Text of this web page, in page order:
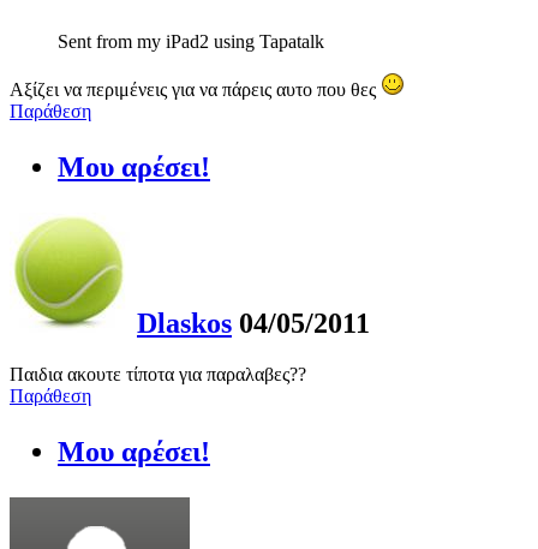
Sent from my iPad2 using Tapatalk
Αξίζει να περιμένεις για να πάρεις αυτο που θες
Παράθεση
Μου αρέσει!
Dlaskos 04/05/2011
Παιδια ακουτε τίποτα για παραλαβες??
Παράθεση
Μου αρέσει!